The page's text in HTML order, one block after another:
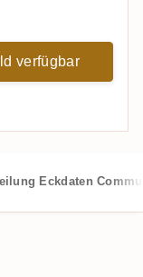
verfügbar
Eckdaten